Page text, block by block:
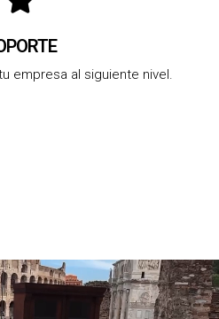
empresa al siguiente nivel.